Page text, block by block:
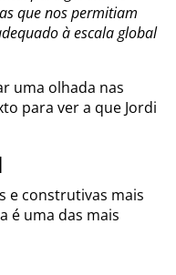
que nos permitiam
à escala global
uma olhada nas
para ver a que Jordi
e construtivas mais
é uma das mais